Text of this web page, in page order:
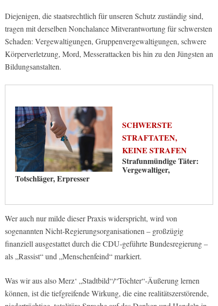
Diejenigen, die staatsrechtlich für unseren Schutz zuständig sind,
tragen mit derselben Nonchalance Mitverantwortung für schwersten
Schaden: Vergewaltigungen, Gruppenvergewaltigungen, schwere
Körperverletzung, Mord, Messerattacken bis hin zu den Jüngsten an
Bildungsanstalten.
SCHWERSTE
STRAFTATEN,
KEINE STRAFEN
Strafunmündige Täter:
Vergewaltiger,
Totschläger, Erpresser
Wer auch nur milde dieser Praxis widerspricht, wird von
sogenannten Nicht-Regierungsorganisationen – großzügig
finanziell ausgestattet durch die CDU-geführte Bundesregierung –
als „Rassist“ und „Menschenfeind“ markiert.
Was wir aus also Merz‘ „Stadtbild“/“Töchter“-Äußerung lernen
können, ist die tiefgreifende Wirkung, die eine realitätszerstörende,